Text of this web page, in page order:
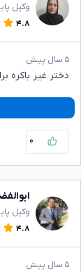
وکیل
۴.۸
۵ سال پیش
دختر غیر باکره
۰
وکیل
۴.۸
۵ سال پیش